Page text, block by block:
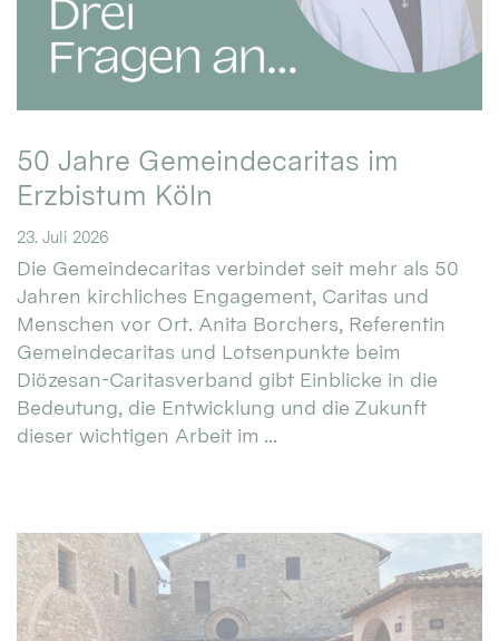
50 Jahre Gemeindecaritas im
Erzbistum Köln
23. Juli 2026
Die Gemeindecaritas verbindet seit mehr als 50
Jahren kirchliches Engagement, Caritas und
Menschen vor Ort. Anita Borchers, Referentin
Gemeindecaritas und Lotsenpunkte beim
Diözesan-Caritasverband gibt Einblicke in die
Bedeutung, die Entwicklung und die Zukunft
dieser wichtigen Arbeit im ...